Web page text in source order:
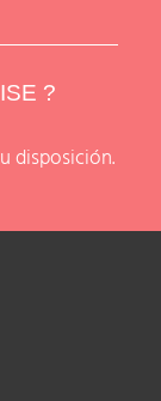
?
disposición.